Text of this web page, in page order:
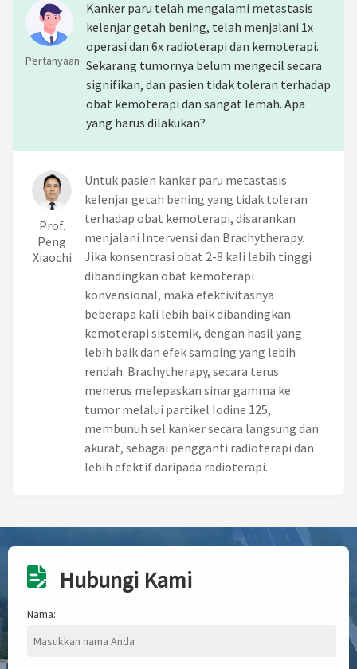
Pertanyaan
Kanker paru telah mengalami metastasis
kelenjar getah bening, telah menjalani 1x
operasi dan 6x radioterapi dan kemoterapi.
Sekarang tumornya belum mengecil secara
signifikan, dan pasien tidak toleran terhadap
obat kemoterapi dan sangat lemah. Apa
yang harus dilakukan?
Prof.
Peng
Xiaochi
Untuk pasien kanker paru metastasis
kelenjar getah bening yang tidak toleran
terhadap obat kemoterapi, disarankan
menjalani Intervensi dan Brachytherapy.
Jika konsentrasi obat 2-8 kali lebih tinggi
dibandingkan obat kemoterapi
konvensional, maka efektivitasnya
beberapa kali lebih baik dibandingkan
kemoterapi sistemik, dengan hasil yang
lebih baik dan efek samping yang lebih
rendah. Brachytherapy, secara terus
menerus melepaskan sinar gamma ke
tumor melalui partikel Iodine 125,
membunuh sel kanker secara langsung dan
akurat, sebagai pengganti radioterapi dan
lebih efektif daripada radioterapi.
Hubungi Kami
Nama: